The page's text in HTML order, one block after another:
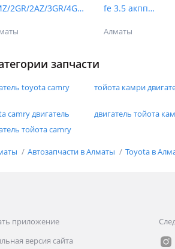
2GR/2AZ/3GR/4GR
fe 3.5 акпп
Z/3GR)
Алматы
запчасти
toyota camry тойота камри
camry двигатель двигатель тойота
тойота camry
Автозапчасти в Алматы Toyota в
приложение
версия сайта